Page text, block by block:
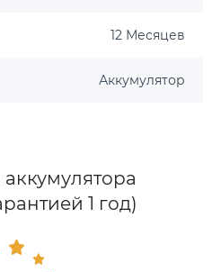
12 Месяцев
Аккумулятор
1 год)